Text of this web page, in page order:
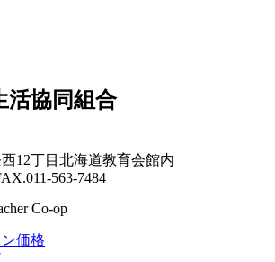
活協同組合
12丁目北海道教育会館内
563-7484
Co-op
価格